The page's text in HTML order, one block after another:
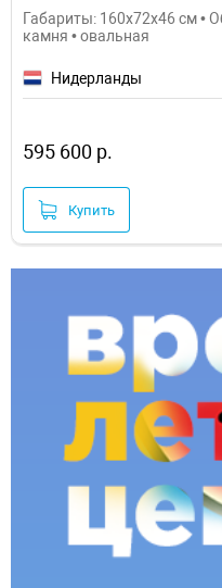
Габариты: 160x72x46 см •
камня • овальная
Нидерланды
595 600 р.
Купить